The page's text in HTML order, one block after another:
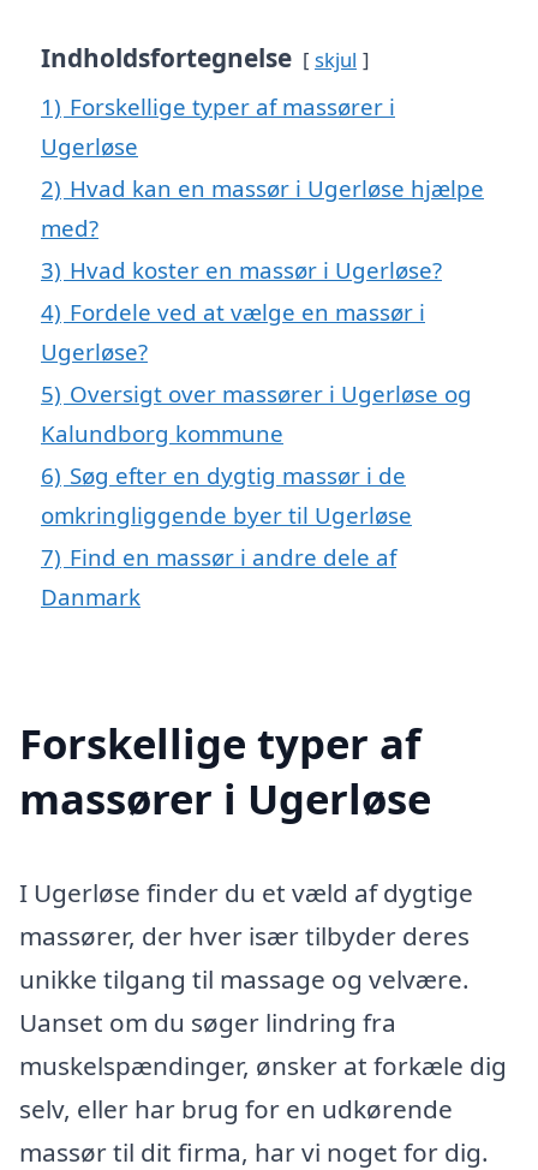
Indholdsfortegnelse skjul
1) Forskellige typer af massører i
Ugerløse
2) Hvad kan en massør i Ugerløse hjælpe
med?
3) Hvad koster en massør i Ugerløse?
4) Fordele ved at vælge en massør i
Ugerløse?
5) Oversigt over massører i Ugerløse og
Kalundborg kommune
6) Søg efter en dygtig massør i de
omkringliggende byer til Ugerløse
7) Find en massør i andre dele af
Danmark
Forskellige typer af
massører i Ugerløse
I Ugerløse finder du et væld af dygtige
massører, der hver især tilbyder deres
unikke tilgang til massage og velvære.
Uanset om du søger lindring fra
muskelspændinger, ønsker at forkæle dig
selv, eller har brug for en udkørende
massør til dit firma, har vi noget for dig.